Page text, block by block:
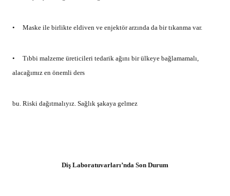
• Maske ile birlikte eldiven ve enjektör arzında da bir tıkanma var.
• Tıbbi malzeme üreticileri tedarik ağını bir ülkeye bağlamamalı,
alacağımız en önemli ders
bu. Riski dağıtmalıyız. Sağlık şakaya gelmez
Diş Laboratuvarları’nda Son Durum